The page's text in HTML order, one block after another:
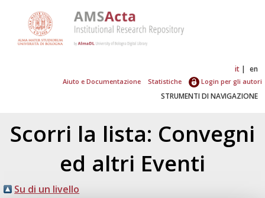
it en
Aiuto e Documentazione Statistiche Login per gli autori
STRUMENTI DI NAVIGAZIONE
Scorri la lista: Convegni
ed altri Eventi
Su di un livello